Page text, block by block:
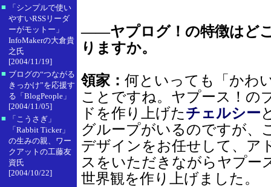
■
「シンプルで使い
やすいRSSリーダ
ーがモットー」
InfoMakerの大倉貴
之氏
[2004/11/19]
■ ブログの“つながる
きっかけ”を応援す
る「BlogPeople」
[2004/11/05]
■
「こうさぎ」
「Rabbit Ticker」
の生みの親、ワー
クアットの工藤友
資氏
[2004/10/22]
――ヤプログ！の特徴はど
りますか。
領家： 何といっても「かわ
ことですね。ヤプース！の
ドを作り上げたチェルシー
グループがいるのですが、
デザインをお任せして、ア
スをいただきながらヤプー
世界観を作り上げました。